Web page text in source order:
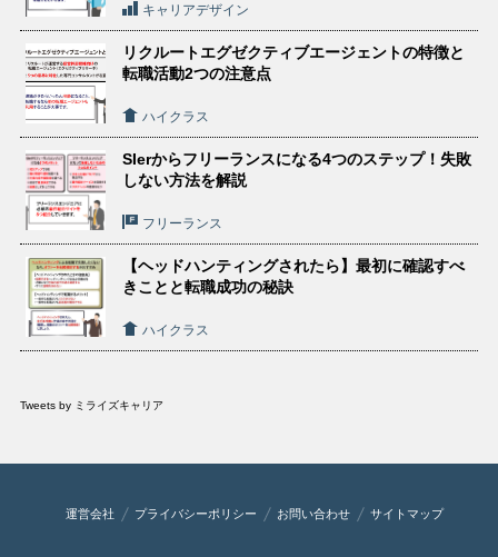
キャリアデザイン
リクルートエグゼクティブエージェントの特徴と
転職活動2つの注意点
ハイクラス
SIerからフリーランスになる4つのステップ！失敗
しない方法を解説
フリーランス
【ヘッドハンティングされたら】最初に確認すべ
きことと転職成功の秘訣
ハイクラス
Tweets by ミライズキャリア
運営会社 プライバシーポリシー お問い合わせ サイトマップ